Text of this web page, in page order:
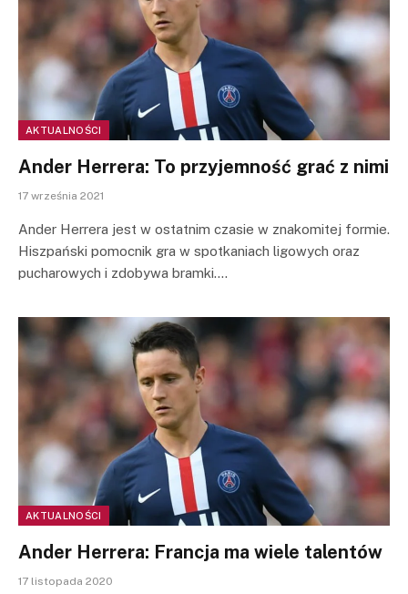
AKTUALNOŚCI
Ander Herrera: To przyjemność grać z nimi
17 września 2021
Ander Herrera jest w ostatnim czasie w znakomitej formie.
Hiszpański pomocnik gra w spotkaniach ligowych oraz
pucharowych i zdobywa bramki.…
AKTUALNOŚCI
Ander Herrera: Francja ma wiele talentów
17 listopada 2020